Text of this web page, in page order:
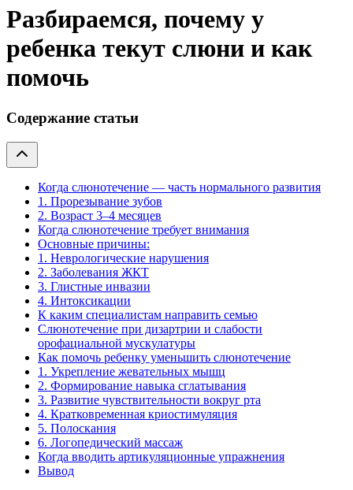
Разбираемся, почему у
ребенка текут слюни и как
помочь
Содержание статьи
Когда слюнотечение — часть нормального развития
1. Прорезывание зубов
2. Возраст 3–4 месяцев
Когда слюнотечение требует внимания
Основные причины:
1. Неврологические нарушения
2. Заболевания ЖКТ
3. Глистные инвазии
4. Интоксикации
К каким специалистам направить семью
Слюнотечение при дизартрии и слабости
орофациальной мускулатуры
Как помочь ребенку уменьшить слюнотечение
1. Укрепление жевательных мышц
2. Формирование навыка сглатывания
3. Развитие чувствительности вокруг рта
4. Кратковременная криостимуляция
5. Полоскания
6. Логопедический массаж
Когда вводить артикуляционные упражнения
Вывод